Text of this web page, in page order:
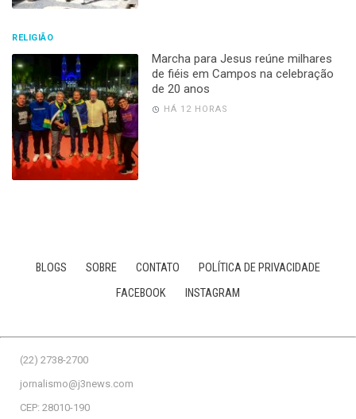
RELIGIÃO
Marcha para Jesus reúne milhares
de fiéis em Campos na celebração
de 20 anos
HÁ 12 HORAS
BLOGS SOBRE CONTATO
POLÍTICA DE PRIVACIDADE
FACEBOOK
INSTAGRAM
(22) 2738-2700
jornalismo@j3news.com
CEP: 28010-190